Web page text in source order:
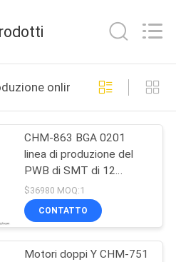
online
CHM-863 BGA 0201
linea di produzione del
PWB di SMT di 12
alimentatori delle teste
100
$36980 MOQ:1
CONTATTO
Motori doppi Y CHM-751